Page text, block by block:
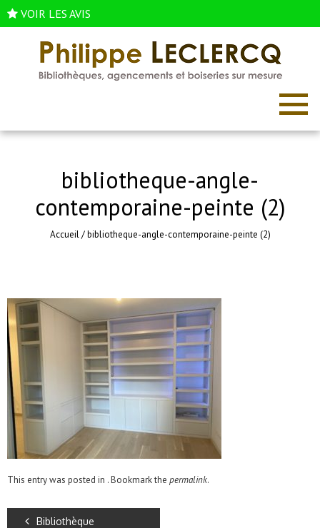
VOIR LES AVIS
bibliotheque-angle-
contemporaine-peinte (2)
Accueil/bibliotheque-angle-contemporaine-peinte (2)
This entry was posted in . Bookmark the permalink.
Bibliothèque